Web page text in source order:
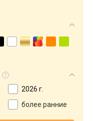
2026 г.
более ранние